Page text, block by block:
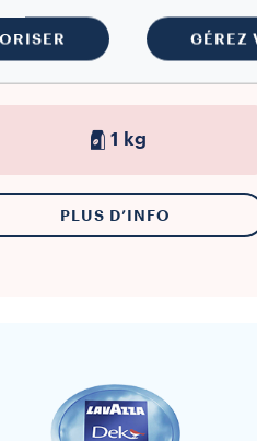
1 kg
PLUS D’INFO
GÉREZ